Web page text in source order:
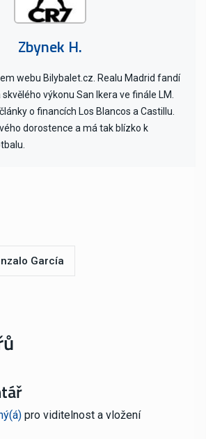
Zbynek H.
webu Bilybalet.cz. Realu Madrid fandí
výkonu San Ikera ve finále LM.
o financích Los Blancos a Castillu.
dorostence a má tak blízko k
García
pro viditelnost a vložení